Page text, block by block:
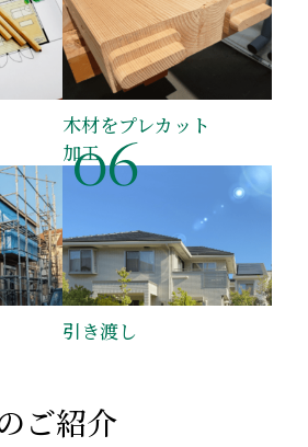
木材をプレカット
加工
06
引き渡し
ご紹介